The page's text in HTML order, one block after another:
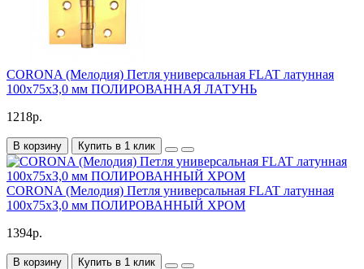
CORONA (Мелодия) Петля универсальная FLAT латунная
100х75хЗ,0 мм ПОЛИРОВАННАЯ ЛАТУНЬ
1218р.
В корзину Купить в 1 клик
CORONA (Мелодия) Петля универсальная FLAT латунная
100х75хЗ,0 мм ПОЛИРОВАННЫЙ ХРОМ
1394р.
В корзину Купить в 1 клик